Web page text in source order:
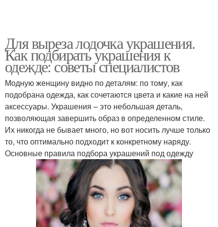
Для выреза лодочка украшения.
Как подбирать украшения к
одежде: советы специалистов
Модную женщину видно по деталям: по тому, как
подобрана одежда, как сочетаются цвета и какие на ней
аксессуары. Украшения – это небольшая деталь,
позволяющая завершить образ в определенном стиле.
Их никогда не бывает много, но вот носить лучше только
то, что оптимально подходит к конкретному наряду.
Основные правила подбора украшений под одежду